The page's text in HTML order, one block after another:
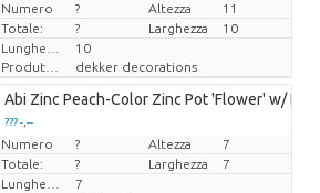
Prezzo x uno
Numero ? Altezza
11
Totale:
? Larghezza
10
10
Produttore
dekker decorations
Abi Zinc Peach-Color Zinc Pot 'Flower' w/
??? -,--
Prezzo x uno
Numero ? Altezza
7
Totale:
? Larghezza
7
7